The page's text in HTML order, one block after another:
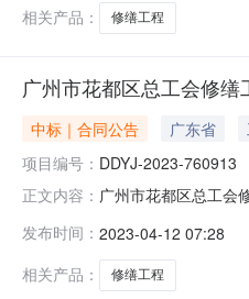
相关产品：
修缮工程
广州市花都区总工会修
中标｜合同公告 广东省
项目编号： DDYJ-2023-760913
正文内容： 广州市花都区总工会
华路73号花都区总工
发布时间： 2023-04-12 07:28
相关产品：
修缮工程